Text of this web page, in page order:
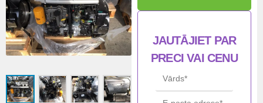
Statuss: Jauns
Ražo
tājs
JCB
JAUTĀJIET PAR
PRECI VAI CENU